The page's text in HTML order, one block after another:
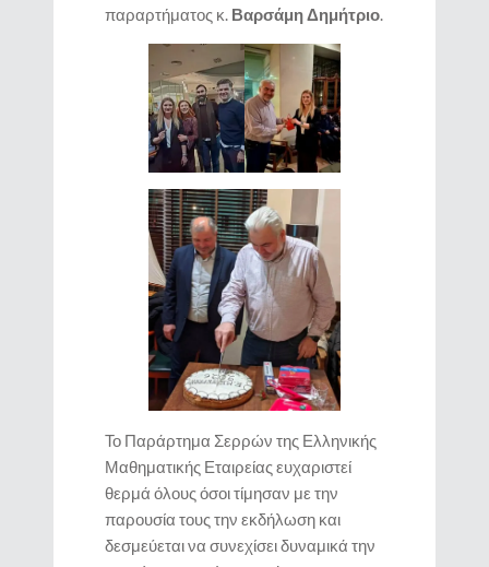
παραρτήματος κ. Βαρσάμη Δημήτριο.
Το Παράρτημα Σερρών της Ελληνικής
Μαθηματικής Εταιρείας ευχαριστεί
θερμά όλους όσοι τίμησαν με την
παρουσία τους την εκδήλωση και
δεσμεύεται να συνεχίσει δυναμικά την